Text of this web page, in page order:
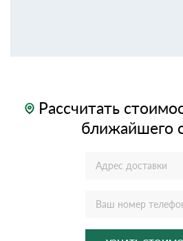
Рассчитать
ближайшего